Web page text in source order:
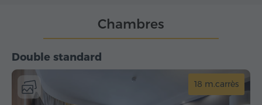
Double standard
18 m.carrès
Chambres